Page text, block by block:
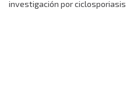
investigación por ciclosporiasis